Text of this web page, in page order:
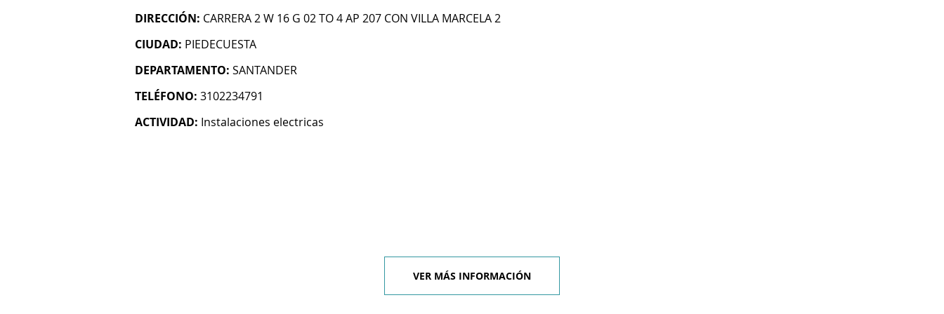
DIRECCIÓN: CARRERA 2 W 16 G 02 TO 4 AP 207 CON VILLA MARCELA 2
CIUDAD: PIEDECUESTA
DEPARTAMENTO: SANTANDER
TELÉFONO: 3102234791
ACTIVIDAD: Instalaciones electricas
VER MÁS INFORMACIÓN